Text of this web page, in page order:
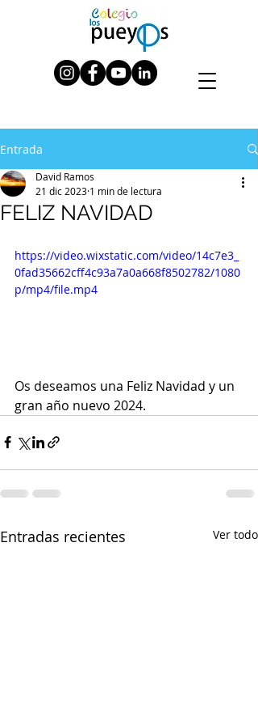
Entrada
FELIZ NAVIDAD
David Ramos
21 dic 2023 1 min de lectura
https://video.wixstatic.com/video/14c7e3_
0fad35662cff4c93a7a0a668f8502782/1080
p/mp4/file.mp4
Os deseamos una Feliz Navidad y un
gran año nuevo 2024.
Entradas recientes Ver todo